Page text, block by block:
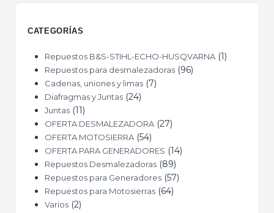
CATEGORÍAS
Repuestos B&S-STIHL-ECHO-HUSQVARNA 1
Repuestos para desmalezadoras 96
Cadenas, uniones y limas 7
Diafragmas y Juntas 24
Juntas 11
OFERTA DESMALEZADORA 27
OFERTA MOTOSIERRA 54
OFERTA PARA GENERADORES 14
Repuestos Desmalezadoras 89
Repuestos para Generadores 57
Repuestos para Motosierras 64
Varios 2